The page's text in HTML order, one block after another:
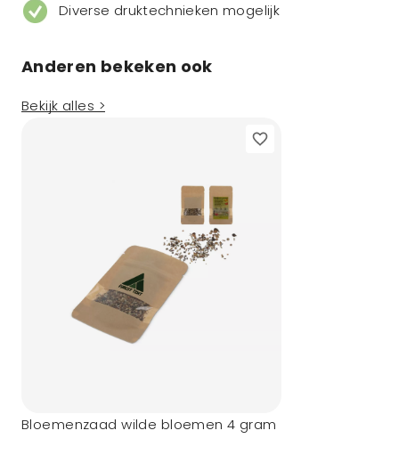
Diverse druktechnieken mogelijk
Anderen bekeken ook
Bekijk alles >
Bloemenzaad wilde bloemen 4 gram